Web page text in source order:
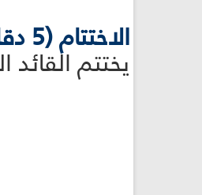
الاختتام (5 دقائق):
يختتم القائد